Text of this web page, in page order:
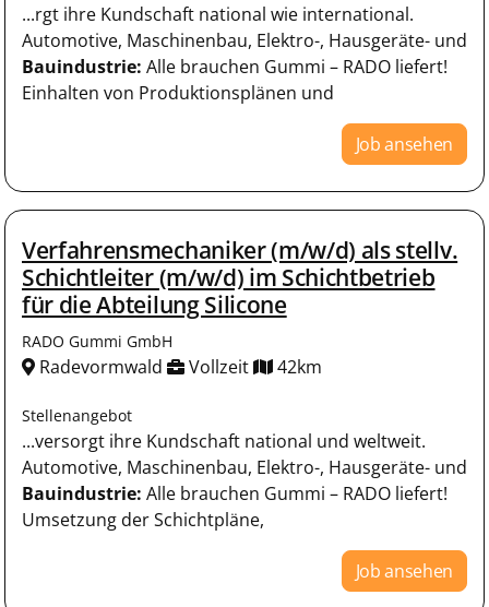
...rgt ihre Kundschaft national wie international.
Automotive, Maschinenbau, Elektro-, Hausgeräte- und
Bauindustrie: Alle brauchen Gummi – RADO liefert!
Einhalten von Produktionsplänen und
Job ansehen
Verfahrensmechaniker (m/w/d) als stellv.
Schichtleiter (m/w/d) im Schichtbetrieb
für die Abteilung Silicone
RADO Gummi GmbH
Radevormwald Vollzeit 42km
Stellenangebot
...versorgt ihre Kundschaft national und weltweit.
Automotive, Maschinenbau, Elektro-, Hausgeräte- und
Bauindustrie: Alle brauchen Gummi – RADO liefert!
Umsetzung der Schichtpläne,
Job ansehen